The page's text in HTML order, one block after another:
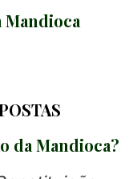
da Mandioca?